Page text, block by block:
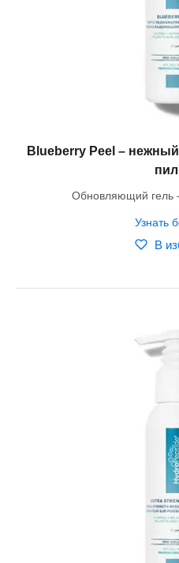
Blueberry Peel –
Обновляющий гель
Узнать
В